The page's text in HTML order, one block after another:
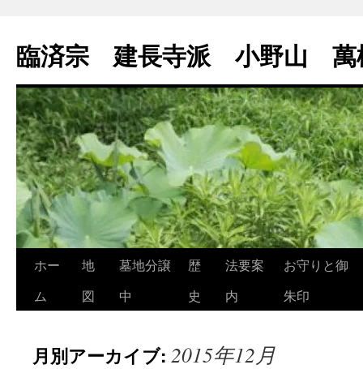
テ
ン
へ
ス
キ
ッ
プ
臨済宗 建長寺派 小野山 萬
ホー
ム
地
図
墓地分譲
中
歴
史
法要案
内
お守りと御
朱印
月別アーカイブ: 2015年12月